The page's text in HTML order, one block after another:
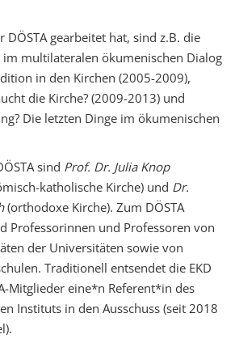
DÖSTA gearbeitet hat, sind z.B. die
im multilateralen ökumenischen Dialog
in den Kirchen (2005-2009),
die Kirche? (2009-2013) und
Die letzten Dinge im ökumenischen
sind Prof. Dr. Julia Knop
katholische Kirche) und Dr.
(orthodoxe Kirche). Zum DÖSTA
Professorinnen und Professoren von
der Universitäten sowie von
Traditionell entsendet die EKD
Mitglieder eine*n Referent*in des
Instituts in den Ausschuss (seit 2018